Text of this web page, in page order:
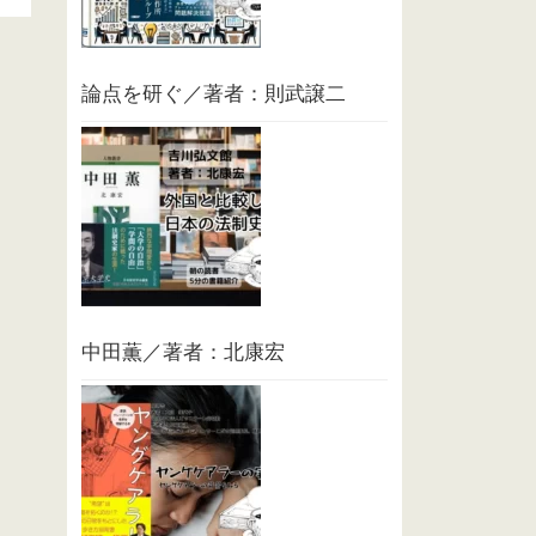
論点を研ぐ／著者：則武譲二
中田薫／著者：北康宏